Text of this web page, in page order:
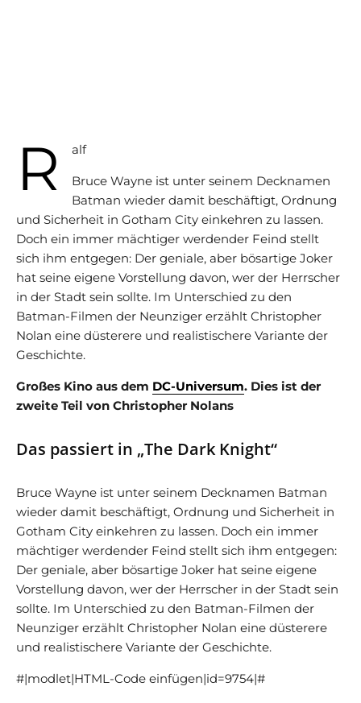
R alf
Bruce Wayne ist unter seinem Decknamen
Batman wieder damit beschäftigt, Ordnung
und Sicherheit in Gotham City einkehren zu lassen.
Doch ein immer mächtiger werdender Feind stellt
sich ihm entgegen: Der geniale, aber bösartige Joker
hat seine eigene Vorstellung davon, wer der Herrscher
in der Stadt sein sollte. Im Unterschied zu den
Batman-Filmen der Neunziger erzählt Christopher
Nolan eine düsterere und realistischere Variante der
Geschichte.
Großes Kino aus dem DC-Universum. Dies ist der
zweite Teil von Christopher Nolans
Das passiert in „The Dark Knight“
Bruce Wayne ist unter seinem Decknamen Batman
wieder damit beschäftigt, Ordnung und Sicherheit in
Gotham City einkehren zu lassen. Doch ein immer
mächtiger werdender Feind stellt sich ihm entgegen:
Der geniale, aber bösartige Joker hat seine eigene
Vorstellung davon, wer der Herrscher in der Stadt sein
sollte. Im Unterschied zu den Batman-Filmen der
Neunziger erzählt Christopher Nolan eine düsterere
und realistischere Variante der Geschichte.
#|modlet|HTML-Code einfügen|id=9754|#